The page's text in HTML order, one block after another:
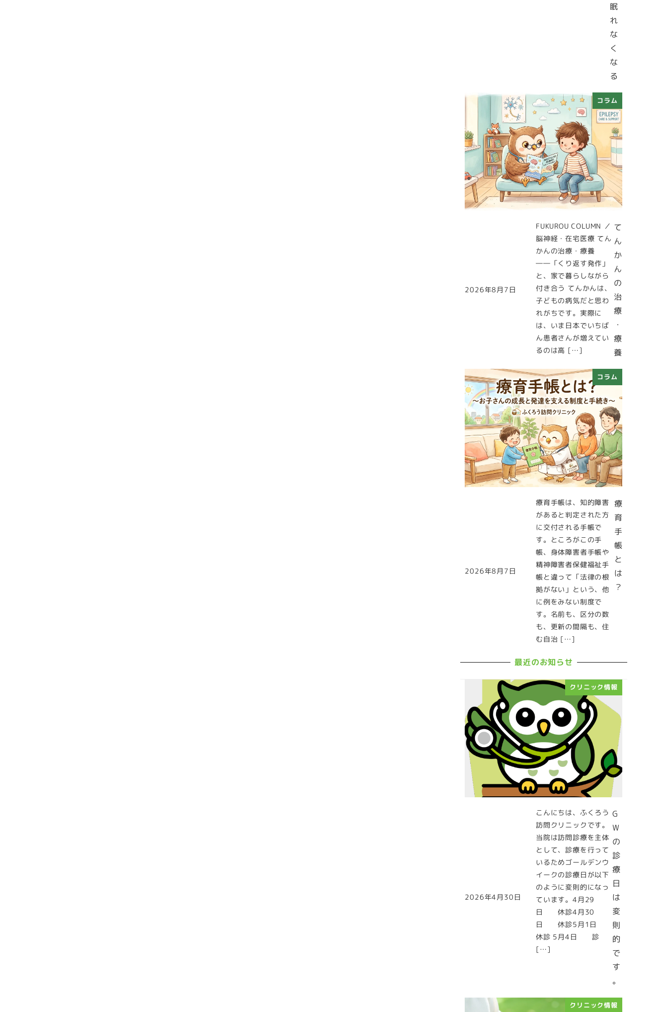
眠
れ
な
く
な
る
コラム
て
ん
か
ん
の
治
療
・
療
養
FUKUROU COLUMN ／
脳神経・在宅医療 てん
かんの治療・療養
――「くり返す発作」
と、家で暮らしながら
付き合う てんかんは、
子どもの病気だと思わ
れがちです。実際に
は、いま日本でいちば
ん患者さんが増えてい
るのは高 […]
投稿日
2026年8月7日
コラム
療
育
手
帳
と
は
？
療育手帳は、知的障害
があると判定された方
に交付される手帳で
す。ところがこの手
帳、身体障害者手帳や
精神障害者保健福祉手
帳と違って「法律の根
拠がない」という、他
に例をみない制度で
す。名前も、区分の数
も、更新の間隔も、住
む自治 […]
投稿日
2026年8月7日
最近のお知らせ
クリニック情報
G
W
の
診
療
日
は
変
則
的
で
す
。
こんにちは、ふくろう
訪問クリニックです。
当院は訪問診療を主体
として、診療を行って
いるためゴールデンウ
イークの診療日が以下
のように変則的になっ
ています。4月29
日 休診4月30
日 休診5月1日
休診 5月4日 診
[…]
投稿日
2026年4月30日
クリニック情報